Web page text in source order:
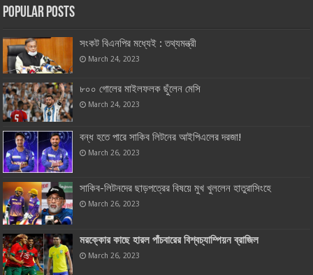
Popular Posts
সংকট বিএনপির মধ্যেই : তথ্যমন্ত্রী
March 24, 2023
৮০০ গোলের মাইলফলক ছুঁলেন মেসি
March 24, 2023
বন্ধ হতে পারে সাকিব লিটনের আইপিএলের দরজা!
March 26, 2023
সাকিব-লিটনদের ছাড়পত্রের বিষয়ে মুখ খুললেন হাতুরাসিংহে
March 26, 2023
মরক্কোর কাছে হারল পাঁচবারের বিশ্বচ্যাম্পিয়ন ব্রাজিল
March 26, 2023